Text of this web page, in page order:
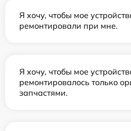
Я хочу, чтобы мое
ремонтировали при мне.
Я хочу, чтобы мое
ремонтировалось только
запчастями.